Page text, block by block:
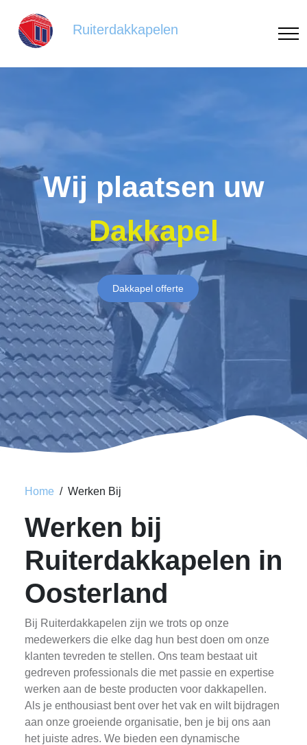
Ruiterdakkapelen
Wij plaatsen uw
Dakkapel
Dakkapel offerte
Home Werken Bij
Werken bij
Ruiterdakkapelen in
Oosterland
Bij Ruiterdakkapelen zijn we trots op onze
medewerkers die elke dag hun best doen om onze
klanten tevreden te stellen. Ons team bestaat uit
gedreven professionals die met passie en expertise
werken aan de beste producten voor dakkapellen.
Als je enthousiast bent over het vak en wilt bijdragen
aan onze groeiende organisatie, ben je bij ons aan
het juiste adres. We bieden een dynamische